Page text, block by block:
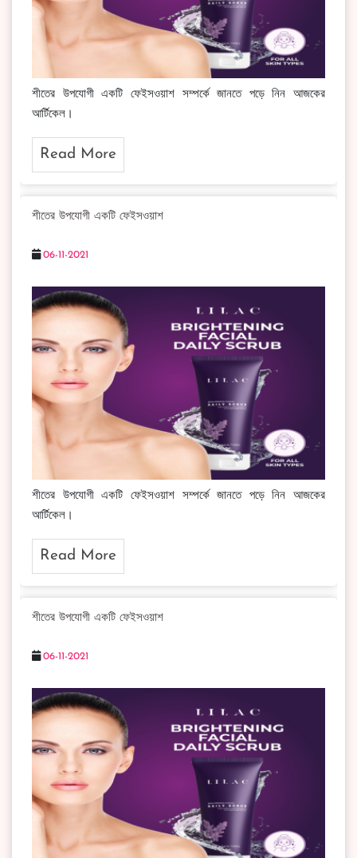
শীতের উপযোগী একটি ফেইসওয়াশ সম্পর্কে জানতে পড়ে নিন আজকের
আর্টিকেল।
Read More
শীতের উপযোগী একটি ফেইসওয়াশ
06-11-2021
শীতের উপযোগী একটি ফেইসওয়াশ সম্পর্কে জানতে পড়ে নিন আজকের
আর্টিকেল।
Read More
শীতের উপযোগী একটি ফেইসওয়াশ
06-11-2021